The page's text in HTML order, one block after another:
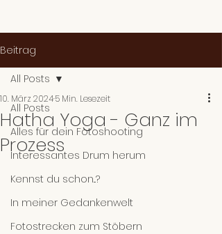
Beitrag
All Posts
Alles für dein Fotoshooting
Interessantes Drum herum
Kennst du schon...?
In meiner Gedankenwelt
Fotostrecken zum Stöbern
All Posts
Hatha Yoga - Ganz im
Prozess
10. März 20245 Min. Lesezeit